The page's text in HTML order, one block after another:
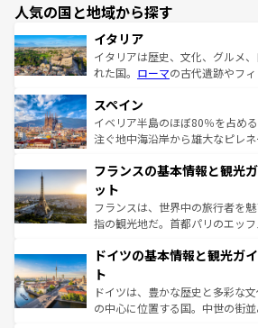
人気の国と地域から探す
イタリア
イタリアは歴史、文化、グルメ
れた国。 ローマの古代遺跡やフ
ろん、トスカーナの美しい田園風
景など、自然景観も見逃せない
ピザやパスタなど、絶品のイタ
ませてくれるイタリアで、忘れ
なお、新着のイタリア情報は
しい。
スペイン
イベリア半島のほぼ80％を占め
注ぐ地中海沿岸から雄大なピレ
文化が根付くこの国では、情熱
れる闘牛、そして美味しいタパス
る。首都マドリードの洗練され
アートに溢れた街角から、地方
せる。地方によって風土や気候
ンテンツ一覧 を参照してほしい。
フランスの基本情報と観光
ット
フランスは、世界中の旅行者を
指の観光地だ。首都パリのエッ
で、幅広い魅力が詰まっている
聖堂、美しいビーチ、そして豊か
から魅了する。また、フランス
れ、フランス料理はユネスコ無
ドイツの基本情報と観光ガ
ト
ドイツは、豊かな歴史と多彩な
の中心に位置する国。中世の街